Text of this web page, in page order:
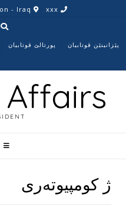
پورتالێ قوتابیان پێزانینێن قوتابیان
ژ کومپیوتەری